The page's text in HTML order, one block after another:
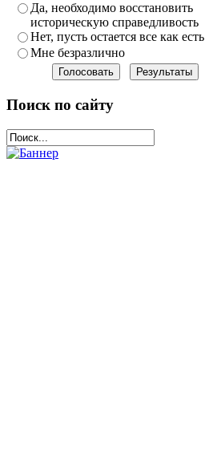
Да, необходимо восстановить
историческую справедливость
Нет, пусть остается все как есть
Мне безразлично
Поиск по сайту